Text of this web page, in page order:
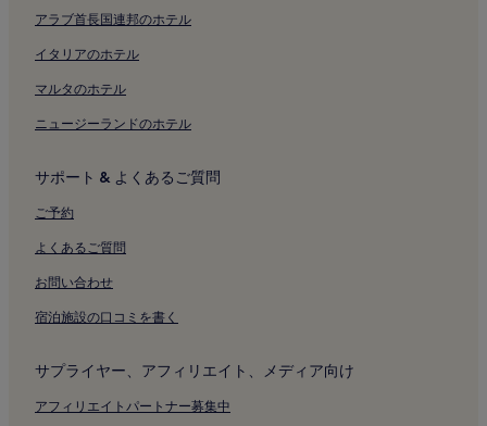
アラブ首長国連邦のホテル
イタリアのホテル
マルタのホテル
ニュージーランドのホテル
サポート & よくあるご質問
ご予約
よくあるご質問
お問い合わせ
宿泊施設の口コミを書く
サプライヤー、アフィリエイト、メディア向け
アフィリエイトパートナー募集中